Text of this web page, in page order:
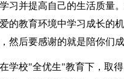
习并提高自己的生活质量
的教育环境中学习成长的
然后要感谢的就是陪你们成
学校"全优生"教育下，取